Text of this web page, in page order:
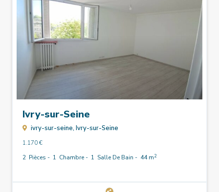
Ivry-sur-Seine
ivry-sur-seine, Ivry-sur-Seine
1.170 €
2 Pièces - 1 Chambre - 1 Salle De Bain - 44 m2